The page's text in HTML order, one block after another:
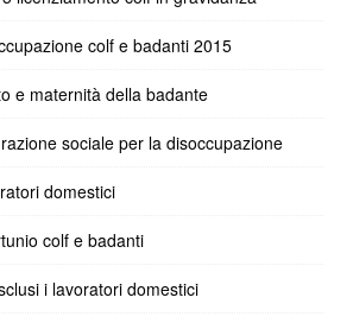
colf e badanti 2015
e maternità della badante
sociale per la disoccupazione
domestici
colf e badanti
i lavoratori domestici